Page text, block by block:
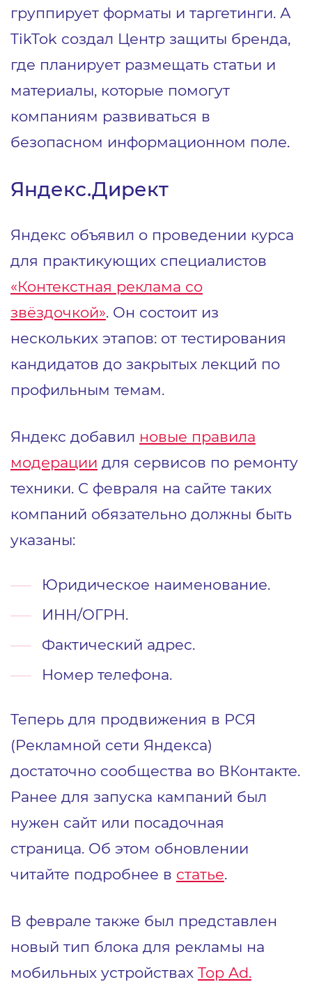
группирует форматы и таргетинги. А
TikTok создал Центр защиты бренда,
где планирует размещать статьи и
материалы, которые помогут
компаниям развиваться в
безопасном информационном поле.
Яндекс.Директ
Яндекс объявил о проведении курса
для практикующих специалистов
«Контекстная реклама со
звёздочкой». Он состоит из
нескольких этапов: от тестирования
кандидатов до закрытых лекций по
профильным темам.
Яндекс добавил новые правила
модерации для сервисов по ремонту
техники. С февраля на сайте таких
компаний обязательно должны быть
указаны:
Юридическое наименование.
ИНН/ОГРН.
Фактический адрес.
Номер телефона.
Теперь для продвижения в РСЯ
(Рекламной сети Яндекса)
достаточно сообщества во ВКонтакте.
Ранее для запуска кампаний был
нужен сайт или посадочная
страница. Об этом обновлении
читайте подробнее в статье.
В феврале также был представлен
новый тип блока для рекламы на
мобильных устройствах Top Ad.